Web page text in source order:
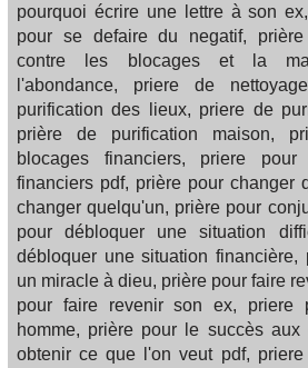
pourquoi écrire une lettre à son
pour se defaire du negatif,
contre les blocages et la
l'abondance, priere de
purification des lieux, priere de
prière de purification maison,
blocages financiers, priere
financiers pdf, prière pour changer
changer quelqu'un, prière pour
pour débloquer une situation
débloquer une situation financière,
un miracle à dieu, prière pour faire
pour faire revenir son ex, priere
homme, prière pour le succès aux
obtenir ce que l'on veut pdf,